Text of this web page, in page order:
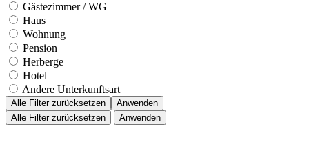
Gästezimmer / WG
Haus
Wohnung
Pension
Herberge
Hotel
Andere Unterkunftsart
Alle Filter zurücksetzen
Anwenden
Alle Filter zurücksetzen
Anwenden